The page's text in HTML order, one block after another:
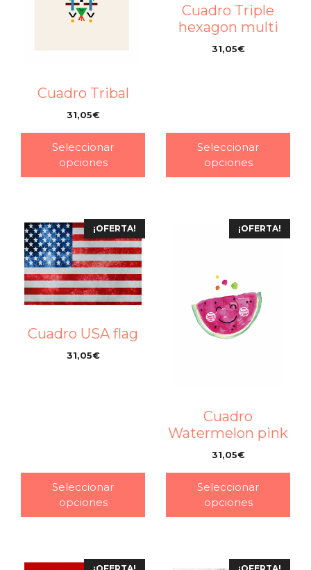
Cuadro Tribal
31,05€
Seleccionar
opciones
Cuadro Triple
hexagon multi
31,05€
Seleccionar
opciones
¡OFERTA!
Cuadro USA flag
31,05€
Seleccionar
opciones
¡OFERTA!
Cuadro
Watermelon pink
31,05€
Seleccionar
opciones